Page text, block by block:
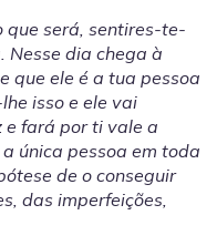
que será, sentires-te-
Nesse dia chega à
que ele é a tua pessoa
isso e ele vai
e fará por ti vale a
única pessoa em toda
de o conseguir
das imperfeições,